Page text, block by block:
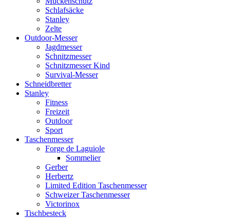
Schlafsäcke
Stanley
Zelte
Outdoor-Messer
Jagdmesser
Schnitzmesser
Schnitzmesser Kind
Survival-Messer
Schneidbretter
Stanley
Fitness
Freizeit
Outdoor
Sport
Taschenmesser
Forge de Laguiole
Sommelier
Gerber
Herbertz
Limited Edition Taschenmesser
Schweizer Taschenmesser
Victorinox
Tischbesteck